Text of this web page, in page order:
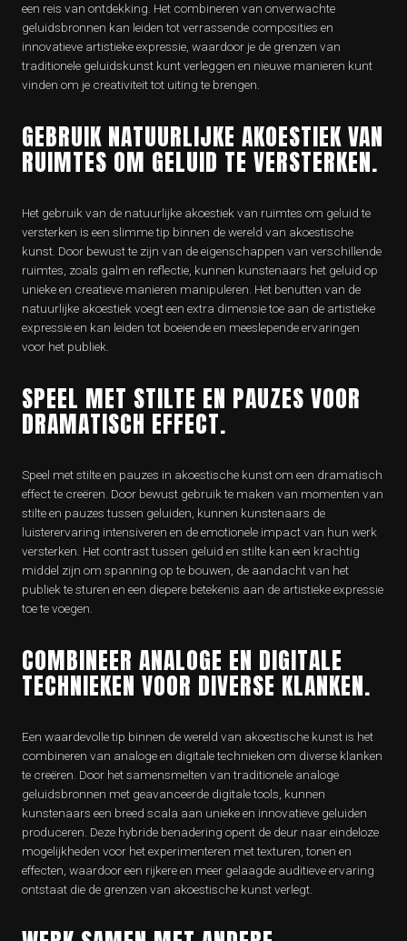
een reis van ontdekking. Het combineren van onverwachte
geluidsbronnen kan leiden tot verrassende composities en
innovatieve artistieke expressie, waardoor je de grenzen van
traditionele geluidskunst kunt verleggen en nieuwe manieren kunt
vinden om je creativiteit tot uiting te brengen.
GEBRUIK NATUURLIJKE AKOESTIEK VAN
RUIMTES OM GELUID TE VERSTERKEN.
Het gebruik van de natuurlijke akoestiek van ruimtes om geluid te
versterken is een slimme tip binnen de wereld van akoestische
kunst. Door bewust te zijn van de eigenschappen van verschillende
ruimtes, zoals galm en reflectie, kunnen kunstenaars het geluid op
unieke en creatieve manieren manipuleren. Het benutten van de
natuurlijke akoestiek voegt een extra dimensie toe aan de artistieke
expressie en kan leiden tot boeiende en meeslepende ervaringen
voor het publiek.
SPEEL MET STILTE EN PAUZES VOOR
DRAMATISCH EFFECT.
Speel met stilte en pauzes in akoestische kunst om een dramatisch
effect te creëren. Door bewust gebruik te maken van momenten van
stilte en pauzes tussen geluiden, kunnen kunstenaars de
luisterervaring intensiveren en de emotionele impact van hun werk
versterken. Het contrast tussen geluid en stilte kan een krachtig
middel zijn om spanning op te bouwen, de aandacht van het
publiek te sturen en een diepere betekenis aan de artistieke expressie
toe te voegen.
COMBINEER ANALOGE EN DIGITALE
TECHNIEKEN VOOR DIVERSE KLANKEN.
Een waardevolle tip binnen de wereld van akoestische kunst is het
combineren van analoge en digitale technieken om diverse klanken
te creëren. Door het samensmelten van traditionele analoge
geluidsbronnen met geavanceerde digitale tools, kunnen
kunstenaars een breed scala aan unieke en innovatieve geluiden
produceren. Deze hybride benadering opent de deur naar eindeloze
mogelijkheden voor het experimenteren met texturen, tonen en
effecten, waardoor een rijkere en meer gelaagde auditieve ervaring
ontstaat die de grenzen van akoestische kunst verlegt.